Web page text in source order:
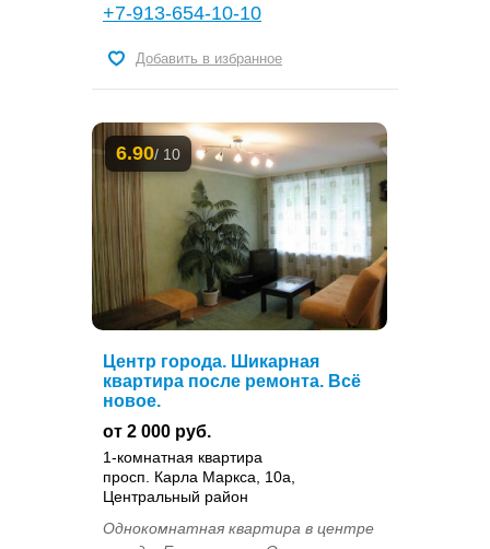
+7-913-654-10-10
Добавить в избранное
6.90/ 10
Центр города. Шикарная
квартира после ремонта. Всё
новое.
от 2 000 руб.
1-комнатная квартира
просп. Карла Маркса, 10а,
Центральный район
Однокомнатная квартира в центре